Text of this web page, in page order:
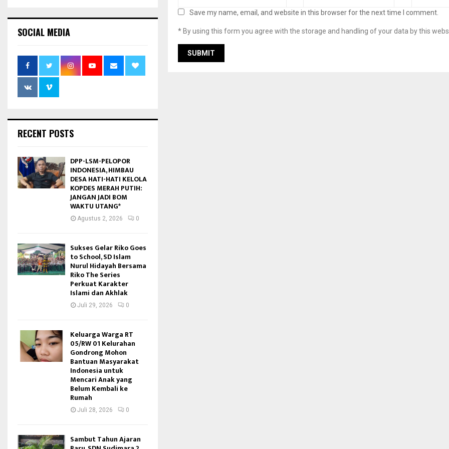
Save my name, email, and website in this browser for the next time I comment.
* By using this form you agree with the storage and handling of your data by this
SOCIAL MEDIA
RECENT POSTS
DPP-LSM-PELOPOR
INDONESIA, HIMBAU
DESA HATI-HATI KELOLA
KOPDES MERAH PUTIH:
JANGAN JADI BOM
WAKTU UTANG*
Agustus 2, 2026 0
Sukses Gelar Riko Goes
to School, SD Islam
Nurul Hidayah Bersama
Riko The Series
Perkuat Karakter
Islami dan Akhlak
Juli 29, 2026 0
Keluarga Warga RT
05/RW 01 Kelurahan
Gondrong Mohon
Bantuan Masyarakat
Indonesia untuk
Mencari Anak yang
Belum Kembali ke
Rumah
Juli 28, 2026 0
Sambut Tahun Ajaran